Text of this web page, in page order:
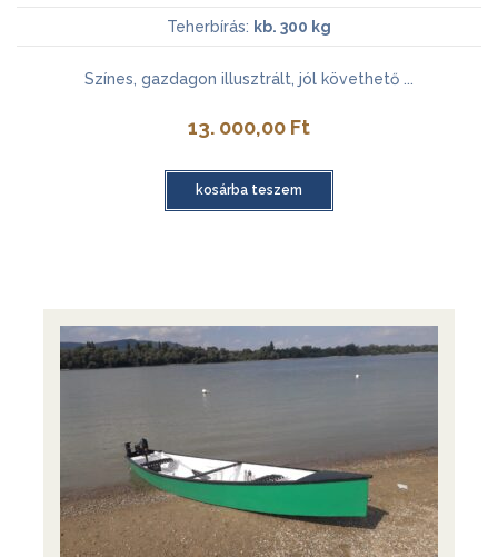
Teherbírás: kb. 300 kg
Színes, gazdagon illusztrált, jól követhető ...
13. 000,00 Ft
kosárba teszem